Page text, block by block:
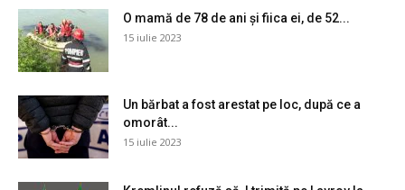
O mamă de 78 de ani și fiica ei, de 52...
15 iulie 2023
Un bărbat a fost arestat pe loc, după ce a
omorât...
15 iulie 2023